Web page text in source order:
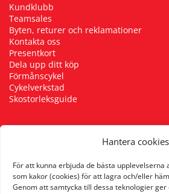
Hantera cookies
För att kunna erbjuda de bästa upplevelserna
som kakor (cookies) för att lagra och/eller
Genom att samtycka till dessa teknologier
Kundklubb
Teamsales
Byten, returer och reklamationer
Kontakta oss
Presentkort
Dela upp ditt köp
Förmånscykel
Cykelverkstad
Skostorleksguide